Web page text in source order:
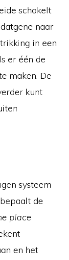
schakelt
naar
in een
er één de
maken. De
kunt
systeem
de
place
en het